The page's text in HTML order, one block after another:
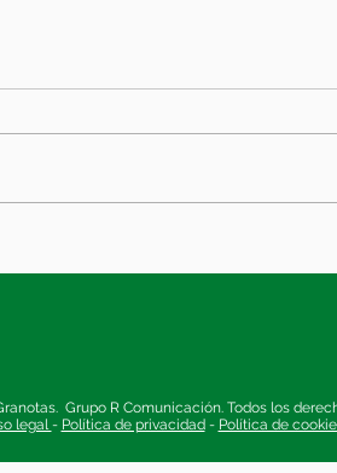
de una vez (o no)
Grupo R Comunicación. Todos los
legal- Política de privacidad- Política de